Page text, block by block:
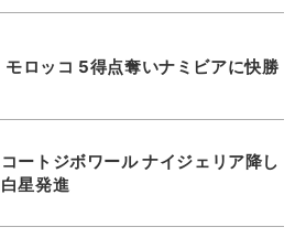
モロッコ 5得点奪いナミビアに快勝
コートジボワール ナイジェリア降し
白星発進